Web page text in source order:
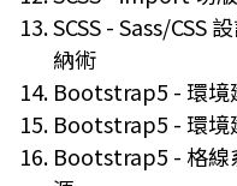
SCSS - Sass/CSS
納術
Bootstrap5 - 環境
Bootstrap5 - 環境
Bootstrap5 - 格線